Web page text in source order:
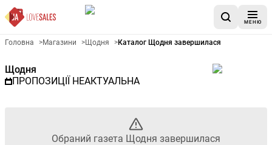
МЕНЮ
Рекламна газета Щодня -
Головна >Магазини >Щодня >Каталог Щодня завершилася
Щодня
ПРОПОЗИЦІЇ НЕАКТУАЛЬНА
Обраний газета Щодня завершилася